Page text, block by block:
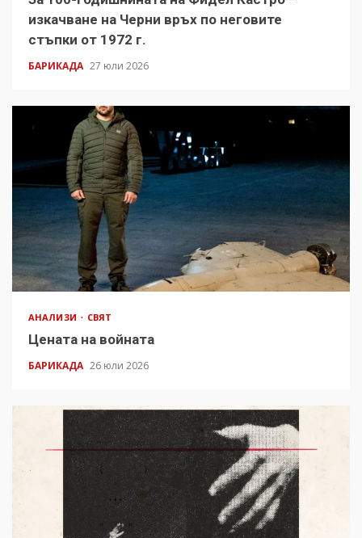
изкачване на Черни връх по неговите
стъпки от 1972 г.
БАРИКАДА 27 юли 2026
АНАЛИЗИ СВЯТ
Цената на войната
БАРИКАДА 26 юли 2026